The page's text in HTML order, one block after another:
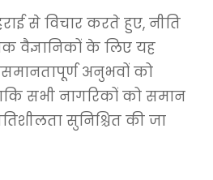
से विचार करते हुए, नीति
वैज्ञानिकों के लिए यह
अनुभवों को
सभी नागरिकों को समान
सुनिश्चित की जा